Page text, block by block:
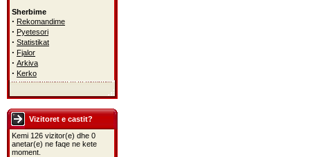
Sherbime
· Rekomandime
· Pyetesori
· Statistikat
· Fjalor
· Arkiva
· Kerko
Vizitoret e castit?
Kemi 126 vizitor(e) dhe 0
anetar(e) ne faqe ne kete
moment.